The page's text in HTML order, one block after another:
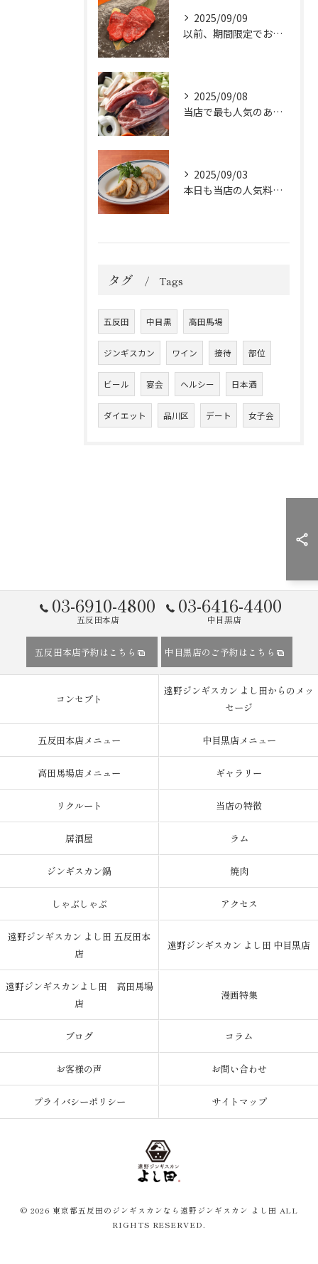
2025/09/09
以前、期間限定でお出ししていた「ラムのショートロイン」が大好...
2025/09/08
当店で最も人気のある「極コース」をご紹介いたします！
2025/09/03
本日も当店の人気料理「ラム揚げ餃子」を皆んなで包みました😁
タグ Tags
五反田 中目黒 高田馬場
ジンギスカン ワイン 接待 部位
ビール 宴会 ヘルシー 日本酒
ダイエット 品川区 デート 女子会
03-6910-4800
五反田本店
03-6416-4400
中目黒店
五反田本店予約はこちら 中目黒店のご予約はこちら
コンセプト
遠野ジンギスカン よし田からのメッ
セージ
五反田本店メニュー 中目黒店メニュー
高田馬場店メニュー ギャラリー
リクルート 当店の特徴
居酒屋 ラム
ジンギスカン鍋 焼肉
しゃぶしゃぶ アクセス
遠野ジンギスカン よし田 五反田本
店
遠野ジンギスカン よし田 中目黒店
遠野ジンギスカンよし田 高田馬場
店
漫画特集
ブログ コラム
お客様の声 お問い合わせ
プライバシーポリシー サイトマップ
© 2026 東京都五反田のジンギスカンなら遠野ジンギスカン よし田 ALL
RIGHTS RESERVED.